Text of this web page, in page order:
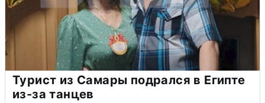
Турист из Самары подрался в Египте
из-за танцев